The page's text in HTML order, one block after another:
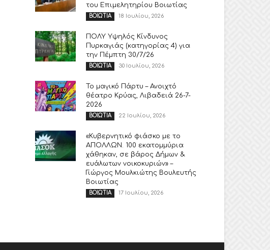
του Επιμελητηρίου Βοιωτίας
ΒΟΙΩΤΙΑ 18 Ιουλίου, 2026
ΠΟΛΥ Υψηλός Κίνδυνος
Πυρκαγιάς (κατηγορίας 4) για
την Πέμπτη 30/7/26
ΒΟΙΩΤΙΑ 30 Ιουλίου, 2026
Το μαγικό Πάρτυ – Ανοιχτό
θέατρο Κρύας, Λιβαδειά 26-7-
2026
ΒΟΙΩΤΙΑ 22 Ιουλίου, 2026
«Κυβερνητικό φιάσκο με το
ΑΠΟΛΛΩΝ. 100 εκατομμύρια
χάθηκαν, σε βάρος Δήμων &
ευάλωτων νοικοκυριών» –
Γιώργος Μουλκιώτης Βουλευτής
Βοιωτίας
ΒΟΙΩΤΙΑ 17 Ιουλίου, 2026